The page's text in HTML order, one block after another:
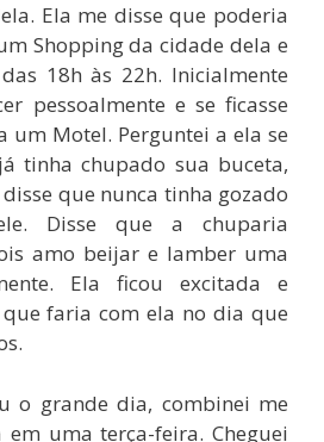
Ela me disse que poderia
Shopping da cidade dela e
18h às 22h. Inicialmente
pessoalmente e se ficasse
um Motel. Perguntei a ela se
tinha chupado sua buceta,
que nunca tinha gozado
Disse que a chuparia
amo beijar e lamber uma
Ela ficou excitada e
faria com ela no dia que
o grande dia, combinei me
uma terça-feira. Cheguei